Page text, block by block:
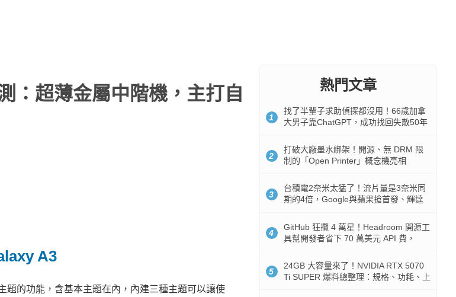
超薄金屬中階機，主打自
A3
題的功能，含基本主題在內，內建三種主題可以讓使
熱門文章
1
找了半輩子求助偵探都沒用！66歲加拿
大男子靠ChatGPT，成功找回失散50年
2
打破大廠墨水綁架！開源、無 DRM 限
制的「Open Printer」概念機亮相
3
台積電2奈米太猛了！流片量是3奈米同
期的4倍，Google與蘋果搶首發、輝達
4
GitHub 狂攬 4 萬星！Headroom 開源工
具幫開發者省下 70 萬美元 API 費，
5
24GB 大容量來了！NVIDIA RTX 5070
Ti SUPER 爆料總整理：規格、功耗、上